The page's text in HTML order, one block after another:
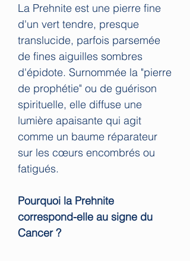
La Prehnite est une pierre fine
d'un vert tendre, presque
translucide, parfois parsemée
de fines aiguilles sombres
d'épidote. Surnommée la "pierre
de prophétie" ou de guérison
spirituelle, elle diffuse une
lumière apaisante qui agit
comme un baume réparateur
sur les cœurs encombrés ou
fatigués.
Pourquoi la Prehnite
correspond-elle au signe du
Cancer ?